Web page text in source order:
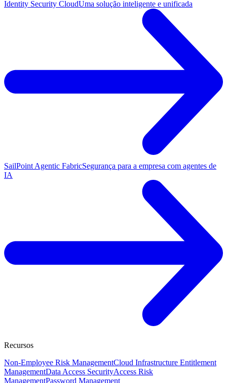
Identity Security CloudUma solução inteligente e unificada
SailPoint Agentic FabricSegurança para a empresa com agentes de
IA
Recursos
Non-Employee Risk ManagementCloud Infrastructure Entitlement
ManagementData Access SecurityAccess Risk
ManagementPassword Management